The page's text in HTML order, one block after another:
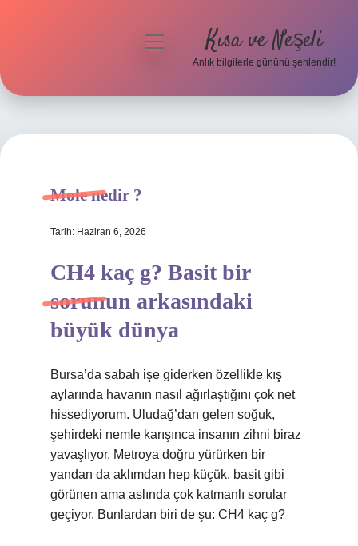
Hakkımızda
menüyü
Kısa ve Neşeli
Anlık bilgilerle gününü şenlendir!
Mole nedir ?
Tarih: Haziran 6, 2026
CH4 kaç g? Basit bir
sorunun arkasındaki
büyük dünya
Bursa’da sabah işe giderken özellikle kış
aylarında havanın nasıl ağırlaştığını çok net
hissediyorum. Uludağ’dan gelen soğuk,
şehirdeki nemle karışınca insanın zihni biraz
yavaşlıyor. Metroya doğru yürürken bir
yandan da aklımdan hep küçük, basit gibi
görünen ama aslında çok katmanlı sorular
geçiyor. Bunlardan biri de şu: CH4 kaç g?